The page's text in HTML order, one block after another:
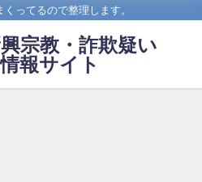
ってるので整理します。
宗教・詐欺疑い
報サイト